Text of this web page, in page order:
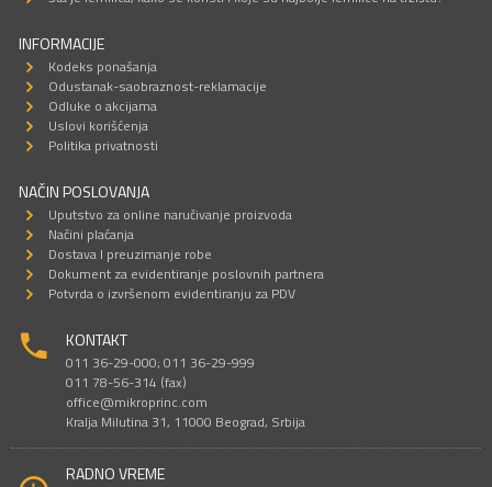
INFORMACIJE
Kodeks ponašanja
Odustanak-saobraznost-reklamacije
Odluke o akcijama
Uslovi korišćenja
Politika privatnosti
NAČIN POSLOVANJA
Uputstvo za online naručivanje proizvoda
Načini plaćanja
Dostava I preuzimanje robe
Dokument za evidentiranje poslovnih partnera
Potvrda o izvršenom evidentiranju za PDV
KONTAKT
011 36-29-000; 011 36-29-999
011 78-56-314 (fax)
office@mikroprinc.com
Kralja Milutina 31, 11000 Beograd, Srbija
RADNO VREME